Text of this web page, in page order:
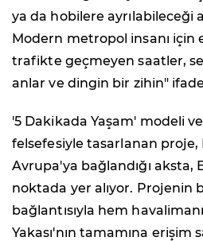
ya da hobilere ayrılabileceği
Modern metropol insanı için
trafikte geçmeyen saatler,
anlar ve dingin bir zihin"
'5 Dakikada Yaşam' modeli
felsefesiyle tasarlanan
Avrupa'ya bağlandığı aksta,
noktada yer alıyor. Projenin
bağlantısıyla hem
Yakası'nın tamamına erişim